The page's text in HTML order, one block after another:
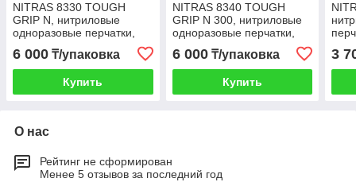
NITRAS 8330 TOUGH
GRIP N, нитриловые
одноразовые перчатки,
черные, нестерильные, 50
шт
6 000 ₸/упаковка
Купить
NITRAS 8340 TOUGH
GRIP N 300, нитриловые
одноразовые перчатки,
синие, нестерильные, 50
шт
6 000₸/упаковка
Купить
шт
3
О нас
Рейтинг не сформирован
Менее 5 отзывов за последний год